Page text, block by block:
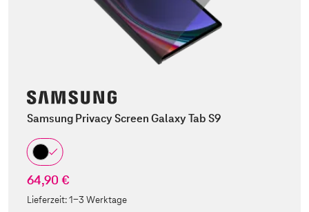
Samsung Privacy Screen Galaxy Tab S9
64,90 €
Lieferzeit:1-3 Werktage